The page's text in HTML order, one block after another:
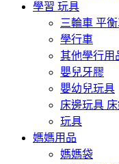
學習 玩具
三輪車 平
學行車
其他學行用
嬰兒牙膠
嬰幼兒玩具
床邊玩具
玩具
媽媽用品
媽媽袋